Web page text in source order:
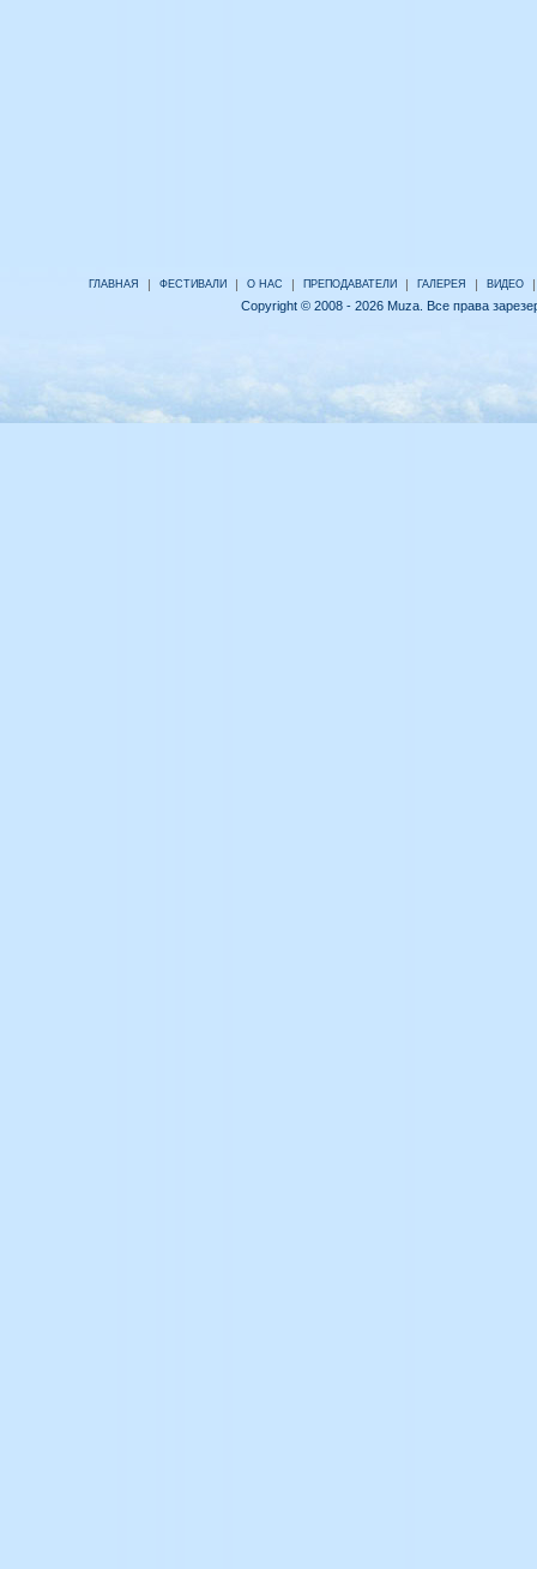
ГЛАВНАЯ | ФЕСТИВАЛИ | О НАС | ПРЕПОДАВАТЕЛИ | ГАЛЕРЕЯ | ВИДЕО
|
Copyright © 2008 - 2026 Muza. Все права